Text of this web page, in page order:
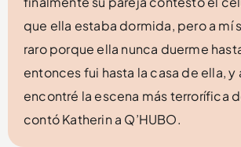
que ella estaba dormida, pero a mí
raro porque ella nunca duerme
entonces fui hasta la casa de ella, y
encontré la escena más terrorífica
contó Katherin a Q’HUBO.